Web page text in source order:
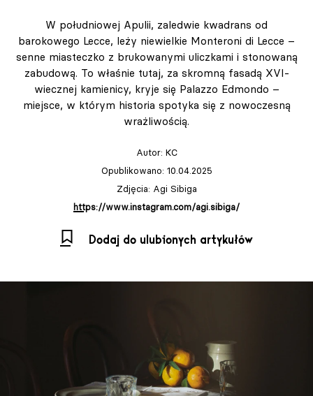
W południowej Apulii, zaledwie kwadrans od
barokowego Lecce, leży niewielkie Monteroni di Lecce –
senne miasteczko z brukowanymi uliczkami i stonowaną
zabudową. To właśnie tutaj, za skromną fasadą XVI-
wiecznej kamienicy, kryje się Palazzo Edmondo –
miejsce, w którym historia spotyka się z nowoczesną
wrażliwością.
Autor: KC
Opublikowano: 10.04.2025
Zdjęcia: Agi Sibiga
https://www.instagram.com/agi.sibiga/
Dodaj do ulubionych artykułów